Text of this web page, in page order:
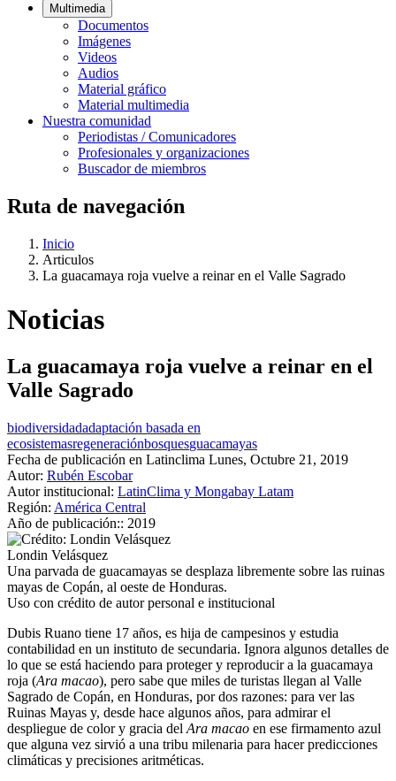
Multimedia
Documentos
Imágenes
Videos
Audios
Material gráfico
Material multimedia
Nuestra comunidad
Periodistas / Comunicadores
Profesionales y organizaciones
Buscador de miembros
Ruta de navegación
Inicio
Articulos
La guacamaya roja vuelve a reinar en el Valle Sagrado
Noticias
La guacamaya roja vuelve a reinar en el
Valle Sagrado
biodiversidadadaptación basada en
ecosistemasregeneraciónbosquesguacamayas
Fecha de publicación en Latinclima Lunes, Octubre 21, 2019
Autor: Rubén Escobar
Autor institucional: LatinClima y Mongabay Latam
Región: América Central
Año de publicación:: 2019
Londin Velásquez
Una parvada de guacamayas se desplaza libremente sobre las ruinas
mayas de Copán, al oeste de Honduras.
Uso con crédito de autor personal e institucional
Dubis Ruano tiene 17 años, es hija de campesinos y estudia
contabilidad en un instituto de secundaria. Ignora algunos detalles de
lo que se está haciendo para proteger y reproducir a la guacamaya
roja (Ara macao), pero sabe que miles de turistas llegan al Valle
Sagrado de Copán, en Honduras, por dos razones: para ver las
Ruinas Mayas y, desde hace algunos años, para admirar el
despliegue de color y gracia del Ara macao en ese firmamento azul
que alguna vez sirvió a una tribu milenaria para hacer predicciones
climáticas y precisiones aritméticas.